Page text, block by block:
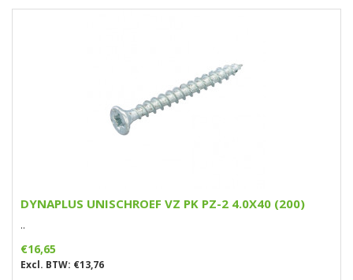
DYNAPLUS UNISCHROEF VZ PK PZ-2 4.0X40 (200)
..
€16,65
Excl. BTW: €13,76